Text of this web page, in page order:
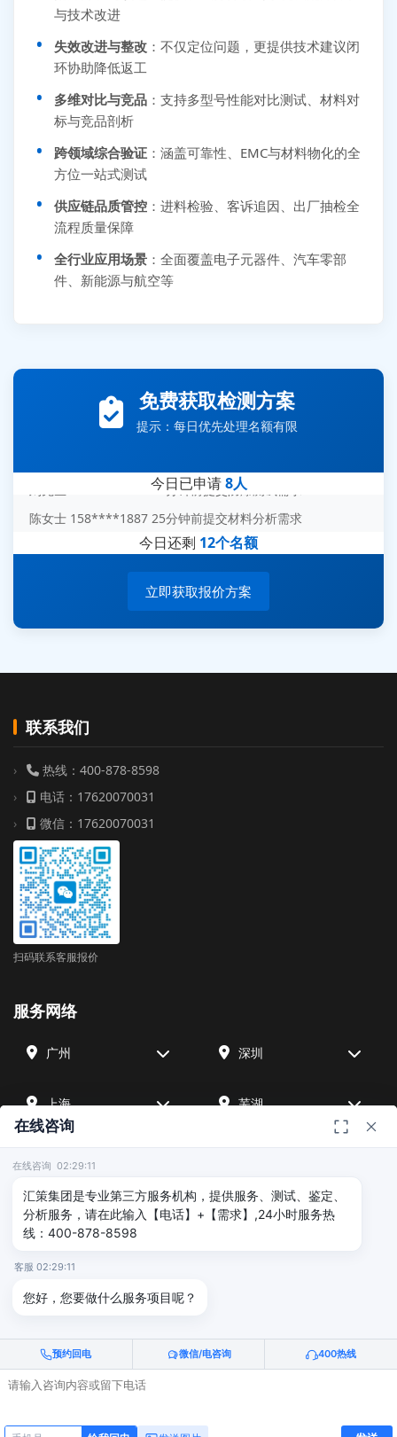
与技术改进
失效改进与整改 ：不仅定位问题，更提供技术建议闭
环协助降低返工
多维对比与竞品 ：支持多型号性能对比测试、材料对
标与竞品剖析
跨领域综合验证 ：涵盖可靠性、EMC与材料物化的全
方位一站式测试
供应链品质管控 ：进料检验、客诉追因、出厂抽检全
流程质量保障
全行业应用场景 ：全面覆盖电子元器件、汽车零部
件、新能源与航空等
免费获取检测方案
提示：每日优先处理名额有限
今日已申请8人
李女士 159****5393 3分钟前提交可靠性测试需求
王经理 186****9012 7分钟前提交并网/涉网试验需求
刘先生 139****7889 18分钟前提交防爆测试需求
杨经理 187****6696 30分钟前提交无人机测试需求
今日还剩 12个名额
立即获取报价方案
联系我们
热线：400-878-8598
电话：17620070031
微信：17620070031
扫码联系客服报价
服务网络
广州 深圳
上海 芜湖
北京 武汉
友情链接
汇策可靠性检测 深圳晟安检测
© 2026深圳汇策众创空间管理有限公司 版权所有 |粤ICP备
在线咨询
在线咨询 02:29:11
汇策集团是专业第三方服务机构，提供服务、测试、鉴定、
分析服务，请在此输入【电话】+【需求】,24小时服务热
线：400-878-8598
客服 02:29:11
您好，您要做什么服务项目呢？
预约回电 微信/电咨询 400热线